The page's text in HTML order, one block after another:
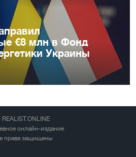
€8 млн в Фонд
Украины
онлайн-издание
права защищены